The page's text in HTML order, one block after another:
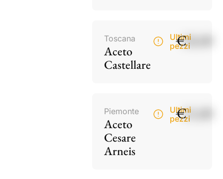
Toscana
Aceto
Castellare
Ultimi
pezzi
€18,00
Piemonte
Aceto
Cesare
Arneis
Ultimi
pezzi
€15,00